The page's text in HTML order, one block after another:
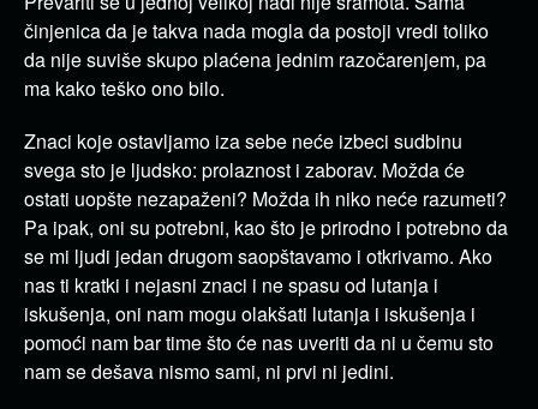
činjenica da je takva nada mogla da postoji vredi toliko
da nije suviše skupo plaćena jednim razočarenjem, pa
ma kako teško ono bilo.
Znaci koje ostavljamo iza sebe neće izbeci sudbinu
svega sto je ljudsko: prolaznost i zaborav. Možda će
ostati uopšte nezapaženi? Možda ih niko neće razumeti?
Pa ipak, oni su potrebni, kao što je prirodno i potrebno da
se mi ljudi jedan drugom saopštavamo i otkrivamo. Ako
nas ti kratki i nejasni znaci i ne spasu od lutanja i
iskušenja, oni nam mogu olakšati lutanja i iskušenja i
pomoći nam bar time što će nas uveriti da ni u čemu sto
nam se dešava nismo sami, ni prvi ni jedini.